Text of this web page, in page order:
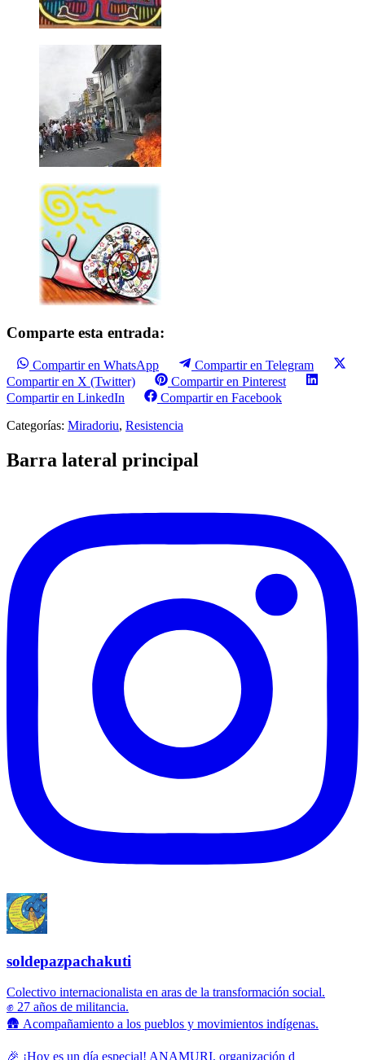
Comparte esta entrada:
Compartir en WhatsApp
Compartir en Telegram
Compartir en X (Twitter)
Compartir en Pinterest
Compartir en LinkedIn
Compartir en Facebook
Categorías: Miradoriu, Resistencia
Barra lateral principal
soldepazpachakuti
Colectivo internacionalista en aras de la transformación social.
✊ 27 años de militancia.
🛖 Acompañamiento a los pueblos y movimientos indígenas.
🎉 ¡Hoy es un día especial! ANAMURI, organización d